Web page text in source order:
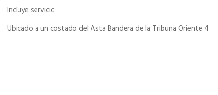
Incluye servicio
Ubicado a un costado del Asta Bandera de la Tribuna Oriente 4